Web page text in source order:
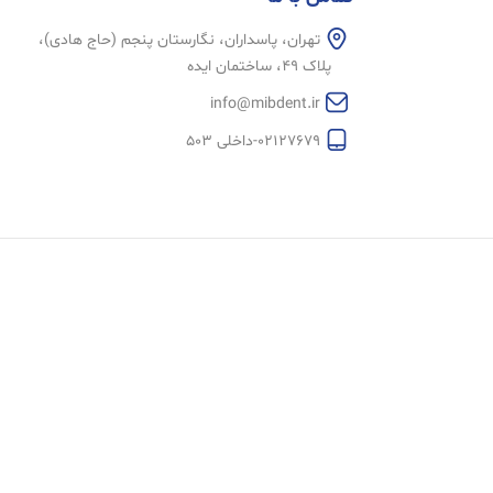
تهران، پاسداران، نگارستان پنجم (حاج هادی)،
پلاک 49، ساختمان ایده
info@mibdent.ir
02127679-داخلی 503